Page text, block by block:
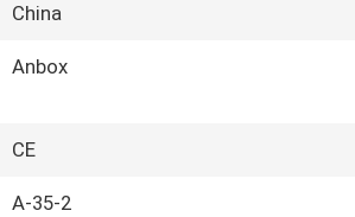
China
Anbox
CE
A-35-2